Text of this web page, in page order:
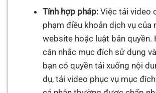
Tính hợp pháp:Việc tải video
phạm điều khoản dịch vụ của
website hoặc luật bản quyền.
cân nhắc mục đích sử dụng
bạn có quyền tải xuống nội
dụ, tải video phục vụ mục